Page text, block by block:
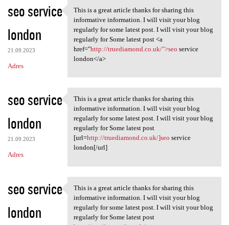
seo service
london
21.09.2023
Adres
This is a great article
This is a great article thanks for sharing this
informative information. I will visit your blog
regularly for some latest post. I will visit your blog
regularly for Some latest post <a
href="http://truediamond.co.uk/">seo service
london</a>
seo service
london
21.09.2023
Adres
This is a great article
This is a great article thanks for sharing this
informative information. I will visit your blog
regularly for some latest post. I will visit your blog
regularly for Some latest post
[url=http://truediamond.co.uk/]seo service
london[/url]
seo service
london
This is a great article
This is a great article thanks for sharing this
informative information. I will visit your blog
regularly for some latest post. I will visit your blog
regularly for Some latest post